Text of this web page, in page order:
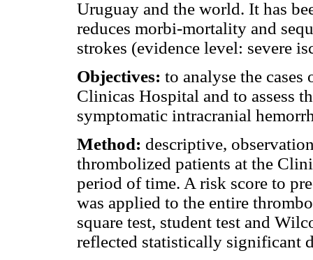
Uruguay and the world. It has
reduces morbi-mortality and
strokes (evidence level: severe
Objectives: to analyse the
Clinicas Hospital and to assess
symptomatic intracranial
Method: descriptive,
thrombolized patients at the
period of time. A risk score to
was applied to the entire
square test, student test and
reflected statistically significant